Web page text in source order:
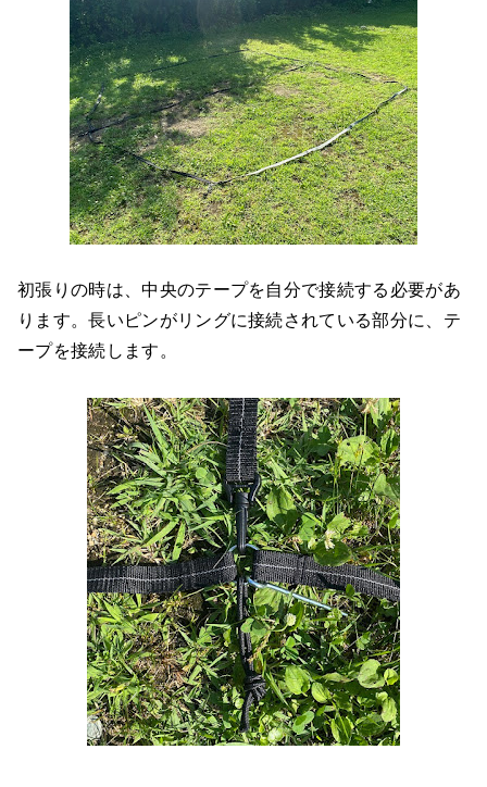
初張りの時は、中央のテープを自分で接続する必要があ
ります。長いピンがリングに接続されている部分に、テ
ープを接続します。